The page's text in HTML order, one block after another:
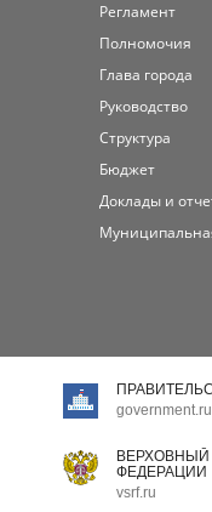
Регламент
Полномочия
Глава города
Руководство
Структура
Бюджет
Доклады и
government.ru
ФЕДЕРАЦИИ
vsrf.ru